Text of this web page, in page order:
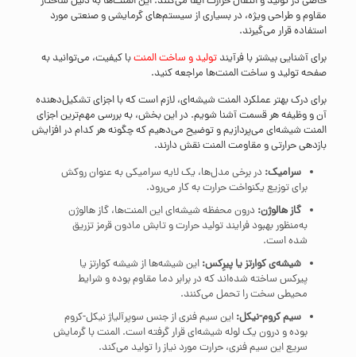
مقاوم و طراحی ویژه، در بسیاری از سیستم‌های گرمایشی و صنعتی مورد
استفاده قرار می‌گیرند.
برای آشنایی بیشتر با فرآیند تولید و ساخت المنت‌با کیفیت، می‌توانید به
صفحه تولید و ساخت المنت‌ها مراجعه کنید.
برای درک بهتر عملکرد المنت شیشه‌ای، لازم است که با اجزای تشکیل‌دهنده
آن و وظیفه هر قسمت آشنا شویم. در این بخش، به بررسی مهم‌ترین اجزای
المنت شیشه‌ای می‌پردازیم و توضیح می‌دهیم که چگونه هر کدام در افزایش
بازدهی حرارتی و مقاومت المنت نقش دارند.
سرامیک: در برخی مدل‌ها، یک لایه سرامیکی به عنوان روکش
برای توزیع یکنواخت حرارت به کار می‌رود.
گاز هالوژن: درون محفظه شیشه‌ای این المنت‌ها، گاز هالوژن
به‌منظور بهبود فرایند تولید حرارت و تابش مادون قرمز تزریق
شده است.
شیشه‌ی کوارتز یا پیرِکس: این شیشه‌ها از شیشه کوارتز یا
پیرکس ساخته شده‌اند که در برابر دما مقاوم بوده و شرایط
محیطی سخت را تحمل می‌کنند.
سیم کروم-نیکل: این سیم فنری از جنس سوپرآلیاژ نیکل-کروم
بوده و درون یک لوله شیشه‌ای قرار گرفته است. المنت با گرمایش
سریع این سیم فنری، حرارت مورد نیاز را تولید می‌کند.